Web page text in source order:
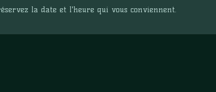
la date et l'heure qui vous conviennent.